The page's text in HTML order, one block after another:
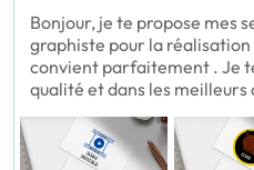
Bonjour, je te propose mes
graphiste pour la
convient parfaitement . Je
qualité et dans les meilleurs